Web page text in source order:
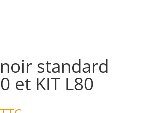
standard
et KIT L80